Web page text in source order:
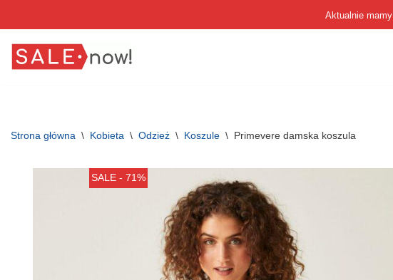
do
Aktualnie mamy
Strona główna \ Kobieta \ Odzież \ Koszule \ Primevere damska koszula
SALE - 71%